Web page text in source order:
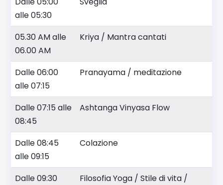
alle 05:30
05.30 AM alle
06.00 AM
Kriya / Mantra cantati
Dalle 06:00
alle 07:15
Pranayama / meditazione
Dalle 07:15 alle
08:45
Ashtanga Vinyasa Flow
Dalle 08:45
alle 09:15
Colazione
Dalle 09:30
Filosofia Yoga / Stile di vita /